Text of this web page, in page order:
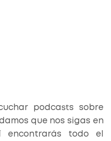
podcasts sobre
que nos sigas en
encontrarás todo el